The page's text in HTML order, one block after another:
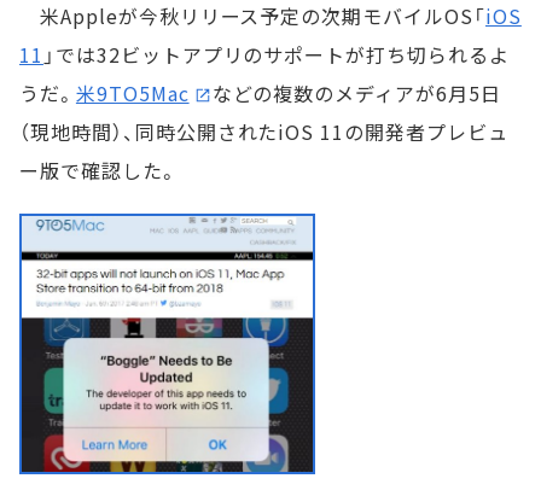
米Appleが今秋リリース予定の次期モバイルOS「iOS
11 」では32ビットアプリのサポートが打ち切られるよ
うだ。 米9TO5Mac
などの複数のメディアが6月5日
（現地時間）、同時公開されたiOS 11の開発者プレビュ
ー版で確認した。